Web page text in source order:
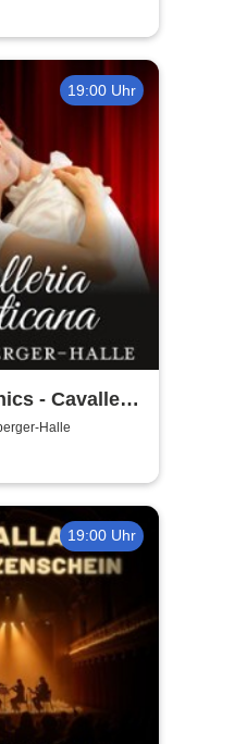
19:00 Uhr
- Cavalleria
Biagioni
Halle
19:00 Uhr